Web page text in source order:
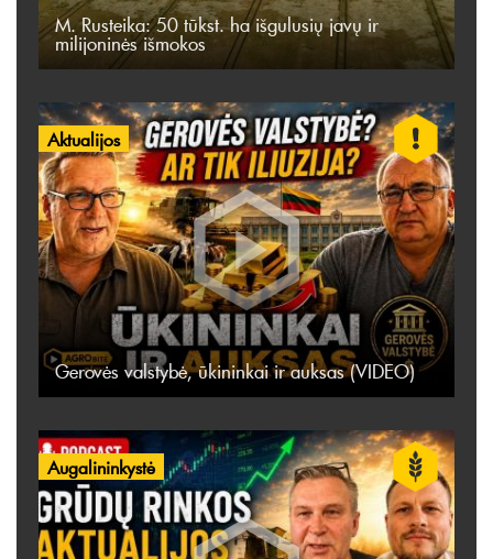
M. Rusteika: 50 tūkst. ha išgulusių javų ir
milijoninės išmokos
Aktualijos
Gerovės valstybė, ūkininkai ir auksas (VIDEO)
Augalininkystė